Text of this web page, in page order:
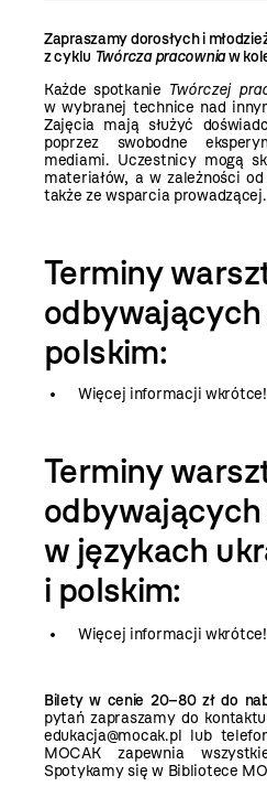
Zapraszamy dorosłych i
z cyklu Twórcza pracowniaw
Każde spotkanie Twórczej
w wybranej technice nad
Zajęcia mają służyć
poprzez swobodne
mediami. Uczestnicy mogą
materiałów, a w zależności
także ze wsparcia prowadzącej.
Terminy
odbywających
polskim:
Więcej informacji wkrótce!
Terminy
odbywających
w językach
i polskim:
Więcej informacji wkrótce!
Bilety w cenie 20–80 zł do
pytań zapraszamy do
edukacja@mocak.pl lub
MOCAK zapewnia
Spotykamy się w Bibliotece